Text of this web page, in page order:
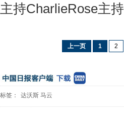
主持CharlieRose主持
上一页 1 2
标签： 达沃斯 马云